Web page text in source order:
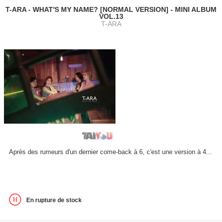
T-ARA - WHAT'S MY NAME? [NORMAL VERSION] - MINI ALBUM
VOL.13
T-ARA
Après des rumeurs d'un dernier come-back à 6, c'est une version à 4...
En rupture de stock